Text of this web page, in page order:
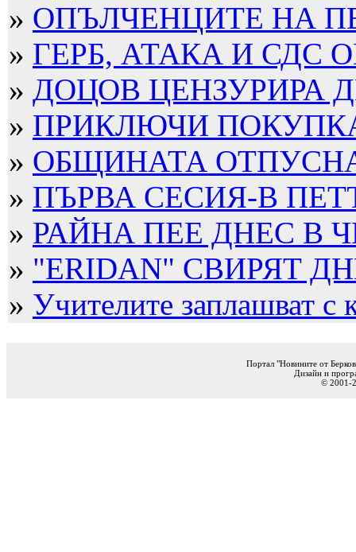
» ОПЪЛЧЕНЦИТЕ НА
» ГЕРБ, АТАКА И СДС
» ДОЦОВ ЦЕНЗУРИРА
» ПРИКЛЮЧИ
» ОБЩИНАТА
» ПЪРВА СЕСИЯ-В
» РАЙНА ПЕЕ ДНЕС В
» "ERIDAN" СВИРЯТ
» Учителите заплашват с
Портал "Новините от
Дизайн и
© 2001-